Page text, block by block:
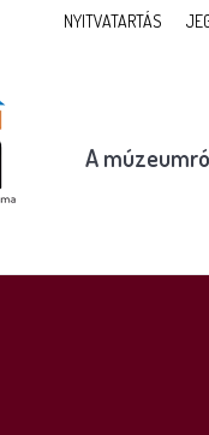
NYITVATARTÁS
A